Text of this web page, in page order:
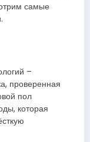
самые
–
проверенная
пол
которая